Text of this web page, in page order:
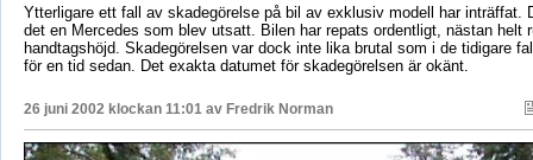
Ytterligare ett fall av skadegörelse på bil av exklusiv modell har inträffat.
det en Mercedes som blev utsatt. Bilen har repats ordentligt, nästan helt
handtagshöjd. Skadegörelsen var dock inte lika brutal som i de tidigare
för en tid sedan. Det exakta datumet för skadegörelsen är okänt.
26 juni 2002 klockan 11:01 av Fredrik Norman